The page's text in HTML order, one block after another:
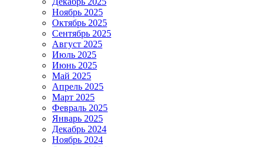
Ноябрь 2025
Октябрь 2025
Сентябрь 2025
Август 2025
Июль 2025
Июнь 2025
Май 2025
Апрель 2025
Март 2025
Февраль 2025
Январь 2025
Декабрь 2024
Ноябрь 2024